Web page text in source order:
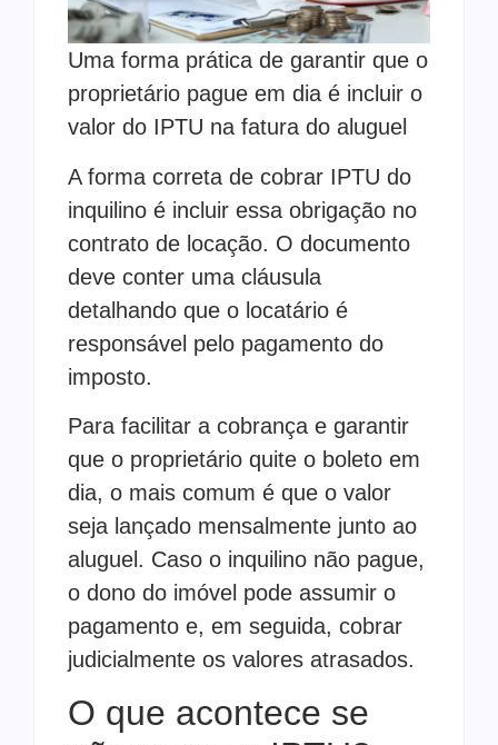
Uma forma prática de garantir que o
proprietário pague em dia é incluir o
valor do IPTU na fatura do aluguel
A forma correta de cobrar IPTU do
inquilino é incluir essa obrigação no
contrato de locação. O documento
deve conter uma cláusula
detalhando que o locatário é
responsável pelo pagamento do
imposto.
Para facilitar a cobrança e garantir
que o proprietário quite o boleto em
dia, o mais comum é que o valor
seja lançado mensalmente junto ao
aluguel. Caso o inquilino não pague,
o dono do imóvel pode assumir o
pagamento e, em seguida, cobrar
judicialmente os valores atrasados.
O que acontece se